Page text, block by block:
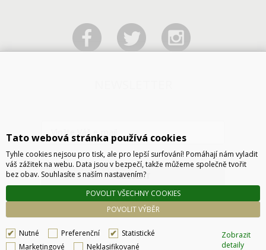
ODESLAT
Tato webová stránka používá cookies
Tyhle cookies nejsou pro tisk, ale pro lepší surfování! Pomáhají nám vyladit
váš zážitek na webu. Data jsou v bezpečí, takže můžeme společně tvořit
bez obav. Souhlasíte s naším nastavením?
POVOLIT VÝBĚR
POVOLIT VŠECHNY COOKIES
Nutné Preferenční
Statistické
Marketingové
Neklasifikované
Zobrazit
detaily